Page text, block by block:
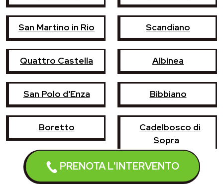
PRENOTA L'INTERVENTO
San Martino in Rio Scandiano
Quattro Castella Albinea
San Polo d'Enza Bibbiano
Boretto
Cadelbosco di
Sopra
Castelnovo di
Cavriago